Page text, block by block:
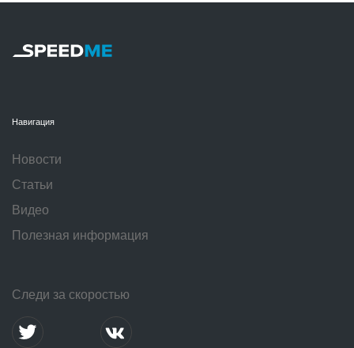
Навигация
Новости
Статьи
Видео
Полезная информация
Следи за скоростью